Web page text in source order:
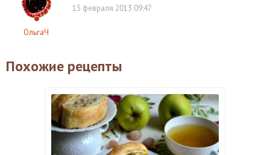
ОльгаЧ
15 февраля 2013 09:47
Похожие рецепты